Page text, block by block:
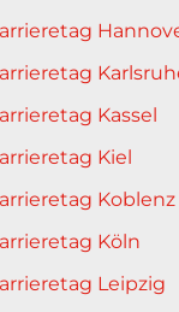
Kassel
Kiel
Koblenz
Köln
Leipzig